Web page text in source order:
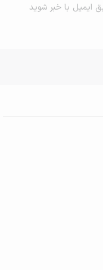
ایمیل با خبر شوید